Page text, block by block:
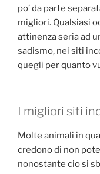
po’ da parte
migliori. Qualsiasi
attinenza seria ad
sadismo, nei siti
quegli per quanto
I migliori siti
Molte animali in
credono di non
nonostante cio si